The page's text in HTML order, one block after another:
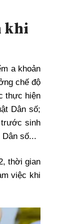
khi
a khoản
chế độ
thực hiện
Dân số;
sinh
số...
thời gian
việc khi